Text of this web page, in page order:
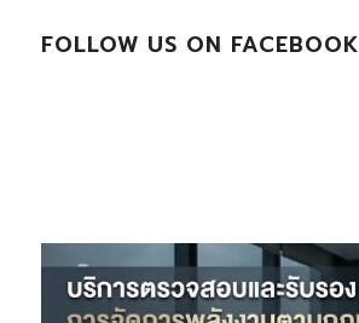
FOLLOW US ON FACEBOOK